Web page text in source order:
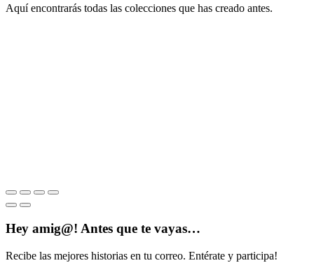
Aquí encontrarás todas las colecciones que has creado antes.
Hey amig@! Antes que te vayas…
Recibe las mejores historias en tu correo. Entérate y participa!